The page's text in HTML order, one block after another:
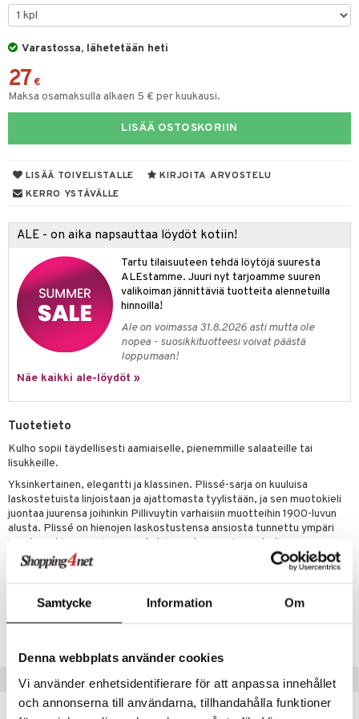
Samtycke Information Om
Denna webbplats använder cookies
Vi använder enhetsidentifierare för att anpassa innehållet
och annonserna till användarna, tillhandahålla funktioner
Varastossa, lähetetään heti
27 €
Maksa osamaksulla alkaen 5 € per kuukausi.
LISÄÄ OSTOSKORIIN
LISÄÄ TOIVELISTALLE
KIRJOITA ARVOSTELU
KERRO YSTÄVÄLLE
ALE - on aika napsauttaa löydöt kotiin!
Tartu tilaisuuteen tehdä löytöjä suuresta
ALEstamme. Juuri nyt tarjoamme suuren
valikoiman jännittäviä tuotteita alennetuilla
hinnoilla!
Ale on voimassa 31.8.2026 asti mutta ole
nopea - suosikkituotteesi voivat päästä
loppumaan!
Näe kaikki ale-löydöt »
Tuotetieto
Kulho sopii täydellisesti aamiaiselle, pienemmille salaateille tai
lisukkeille.
Yksinkertainen, elegantti ja klassinen. Plissé-sarja on kuuluisa
laskostetuista linjoistaan ja ajattomasta tyylistään, ja sen muotokieli
juontaa juurensa joihinkin Pillivuytin varhaisiin muotteihin 1900-luvun
alusta. Plissé on hienojen laskostustensa ansiosta tunnettu ympäri
maailmaa hienovaraisen ranskalaisen eleganssin symbolina.
VALMISTETTU RANSKASSA
Tuotenumero
Suositut tuotteet
& Vihannesveitset
sisustus
tarvikkeita
tekstiilit
koristelu
säilytys
tekstiilit
Saalit
& Tyynyliinat
& Peitot
& Koukut
& Korit
& Veistokset
& Lyhdyt
& Korit
tekstiilit
tekstiilit
tekstiilit
& Tyynyliinat
& Peitot
hyönteissuoja
& Lyhdyt
& vastauksia